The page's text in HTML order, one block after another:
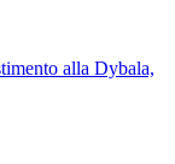
alla Dybala,